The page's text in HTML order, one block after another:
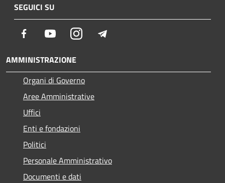
SEGUICI SU
Facebook YoutubeInstagram
AMMINISTRAZIONE
Organi di Governo
Aree Amministrative
Uffici
Enti e fondazioni
Politici
Personale Amministrativo
Documenti e dati